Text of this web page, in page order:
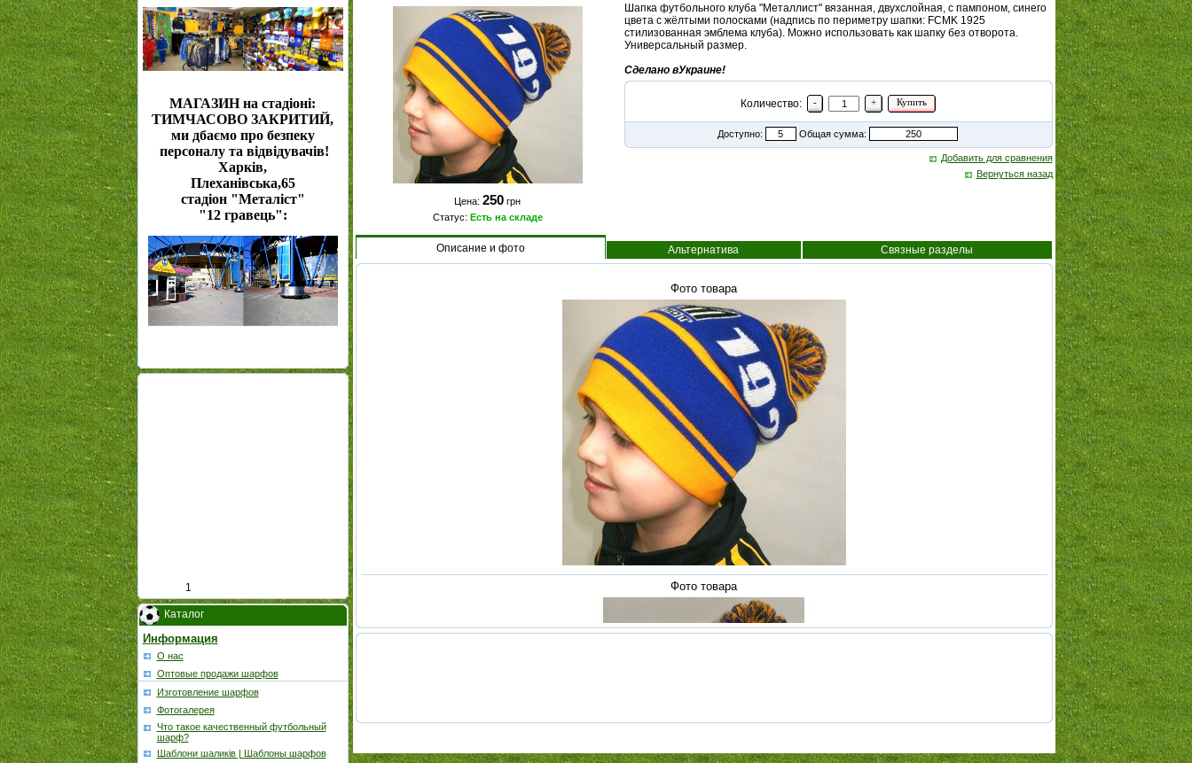
МАГАЗИН на стадіоні:
ТИМЧАСОВО ЗАКРИТИЙ,
ми дбаємо про безпеку
персоналу та відвідувачів!
Харків,
Плеханівська,65
стадіон "Металіст"
"12 гравець":
1
Каталог
Информация
О нас
Оптовые продажи шарфов
Изготовление шарфов
Фотогалерея
Что такое качественный футбольный
шарф?
Шаблони шаликів | Шаблоны шарфов
Цена: 250 грн
Статус: Есть на складе
Шапка футбольного клуба "Металлист" вязанная, двухслойная, с пампоном, синего
цвета с жёлтыми полосками (надпись по периметру шапки: FCMK 1925
стилизованная эмблема клуба). Можно использовать как шапку без отворота.
Универсальный размер.
Сделано вУкраине!
Количество: - + Купить
Доступно: Общая сумма:
Добавить для сравнения
Вернуться назад
Описание и фото Альтернатива Связные разделы
Фото товара
Фото товара